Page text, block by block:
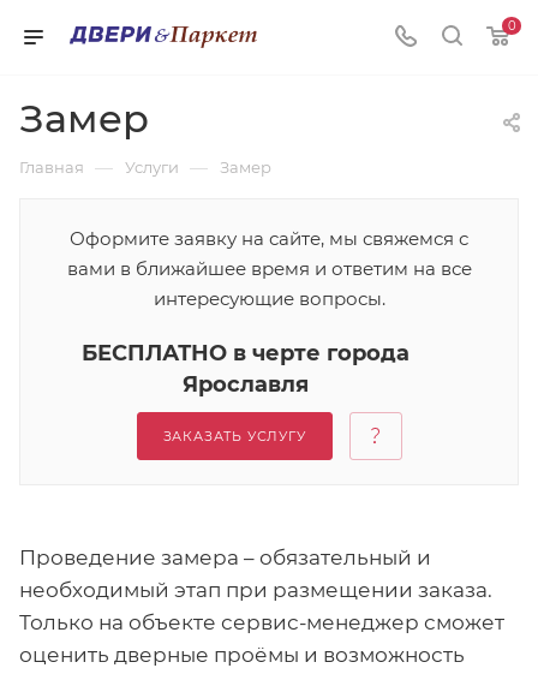
0
Замер
Главная — Услуги — Замер
Оформите заявку на сайте, мы свяжемся с
вами в ближайшее время и ответим на все
интересующие вопросы.
БЕСПЛАТНО в черте города
Ярославля
ЗАКАЗАТЬ УСЛУГУ
Проведение замера – обязательный и
необходимый этап при размещении заказа.
Только на объекте сервис-менеджер сможет
оценить дверные проёмы и возможность